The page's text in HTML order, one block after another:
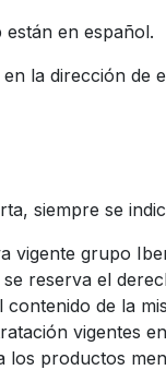
en español.
la dirección de
siempre se
vigente grupo
reserva el
contenido de la
vigentes
los productos